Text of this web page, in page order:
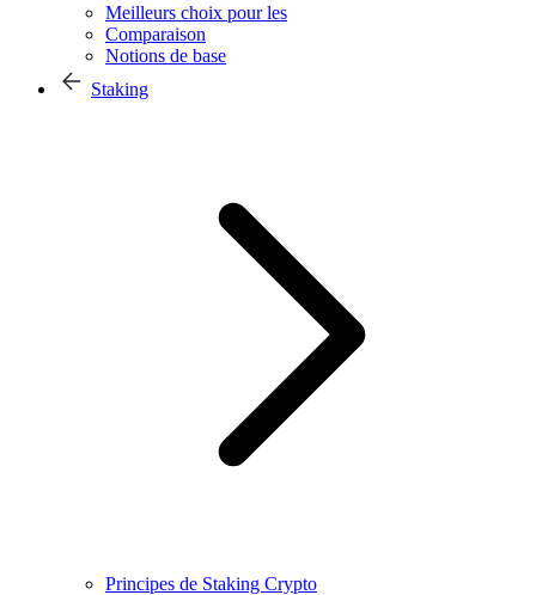
Meilleurs choix pour les
Comparaison
Notions de base
Staking
Principes de Staking Crypto